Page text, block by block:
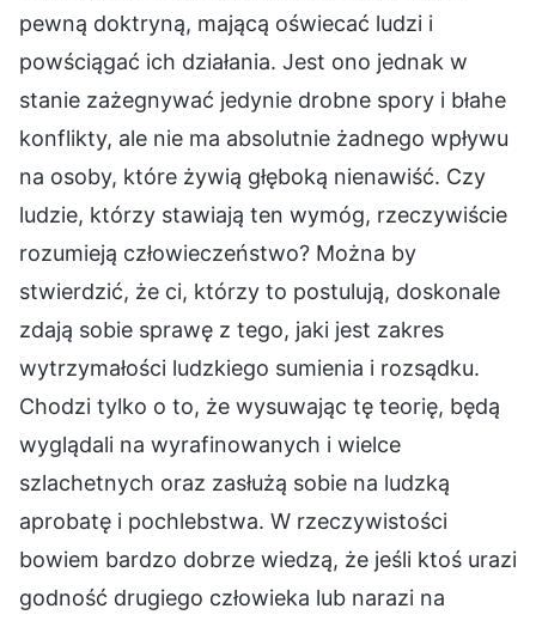
pewną doktryną, mającą oświecać ludzi i
powściągać ich działania. Jest ono jednak w
stanie zażegnywać jedynie drobne spory i błahe
konflikty, ale nie ma absolutnie żadnego wpływu
na osoby, które żywią głęboką nienawiść. Czy
ludzie, którzy stawiają ten wymóg, rzeczywiście
rozumieją człowieczeństwo? Można by
stwierdzić, że ci, którzy to postulują, doskonale
zdają sobie sprawę z tego, jaki jest zakres
wytrzymałości ludzkiego sumienia i rozsądku.
Chodzi tylko o to, że wysuwając tę teorię, będą
wyglądali na wyrafinowanych i wielce
szlachetnych oraz zasłużą sobie na ludzką
aprobatę i pochlebstwa. W rzeczywistości
bowiem bardzo dobrze wiedzą, że jeśli ktoś urazi
godność drugiego człowieka lub narazi na